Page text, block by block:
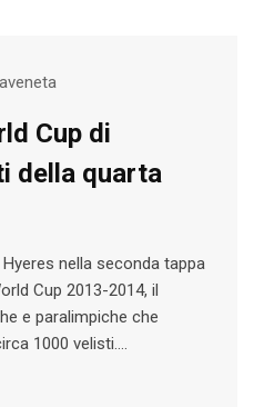
Cup di
della quarta
nella seconda tappa
Cup 2013-2014, il
e paralimpiche che
1000 velisti.…